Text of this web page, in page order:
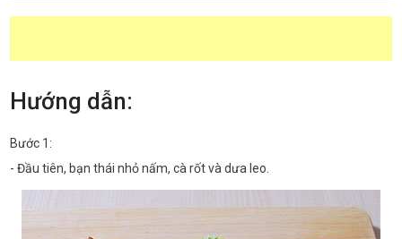
Hướng dẫn:
Bước 1:
- Đầu tiên, bạn thái nhỏ nấm, cà rốt và dưa leo.